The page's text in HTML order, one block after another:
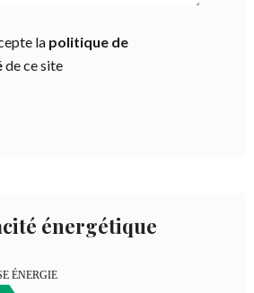
la politique de
de ce site
énergétique